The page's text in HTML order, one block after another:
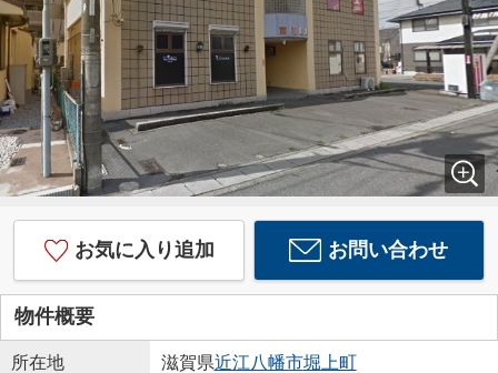
お気に入り追加 お問い合わせ
物件概要
所在地 滋賀県近江八幡市堀上町